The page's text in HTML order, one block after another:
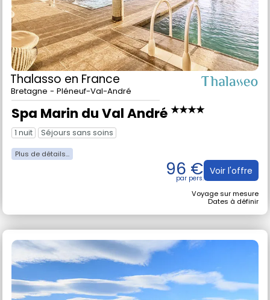
Thalassoen France
Bretagne - Pléneuf-Val-André
Spa Marin du Val André
1 nuit Séjours sans soins
96 €
Dates à définir